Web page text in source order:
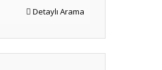
Detaylı Arama